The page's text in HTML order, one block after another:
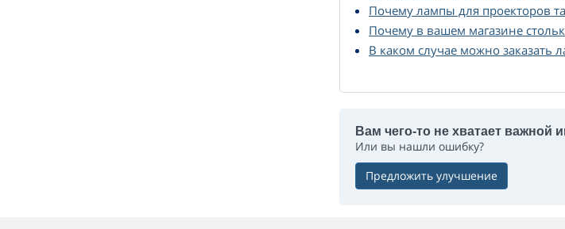
Почему лампы для проекторов
Почему в вашем магазине
В каком случае можно заказать
Вам чего-то не хватает важной
Или вы нашли ошибку?
Предложить улучшение